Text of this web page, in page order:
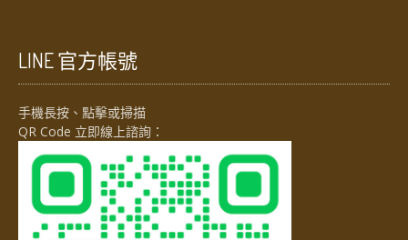
LINE 官方帳號
手機長按、點擊或掃描
QR Code 立即線上諮詢：